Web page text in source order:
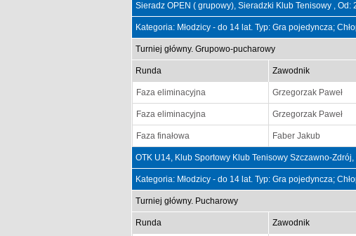
Sieradz OPEN ( grupowy), Sieradzki Klub Tenisowy ,
Kategoria: Młodzicy - do 14 lat. Typ: Gra pojedyncza;
Turniej główny. Grupowo-pucharowy
Runda Zawodnik
Faza eliminacyjna Grzegorzak Paweł
Faza eliminacyjna Grzegorzak Paweł
Faza finałowa Faber Jakub
OTK U14, Klub Sportowy Klub Tenisowy Szczawno-
Kategoria: Młodzicy - do 14 lat. Typ: Gra pojedyncza;
Turniej główny. Pucharowy
Runda Zawodnik